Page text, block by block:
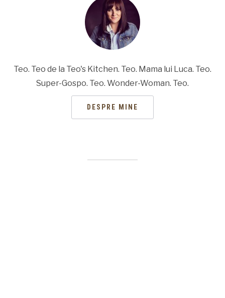
Teo. Teo de la Teo's Kitchen. Teo. Mama lui Luca. Teo.
Super-Gospo. Teo. Wonder-Woman. Teo.
DESPRE MINE